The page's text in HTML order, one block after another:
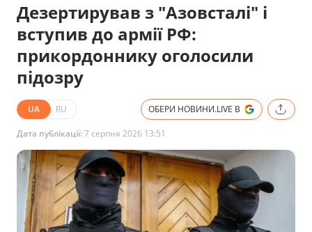
Дезертирував з "Азовсталі" і
вступив до армії РФ:
прикордоннику оголосили
підозру
UA RU ОБЕРИ НОВИНИ.LIVE В
Дата публікації:7 серпня 2026 13:51